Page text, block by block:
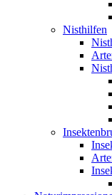
Nisthilfen